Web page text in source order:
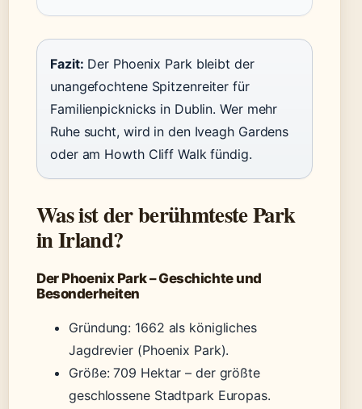
Fazit: Der Phoenix Park bleibt der
unangefochtene Spitzenreiter für
Familienpicknicks in Dublin. Wer mehr
Ruhe sucht, wird in den Iveagh Gardens
oder am Howth Cliff Walk fündig.
Was ist der berühmteste Park
in Irland?
Der Phoenix Park – Geschichte und
Besonderheiten
Gründung: 1662 als königliches
Jagdrevier (Phoenix Park).
Größe: 709 Hektar – der größte
geschlossene Stadtpark Europas.